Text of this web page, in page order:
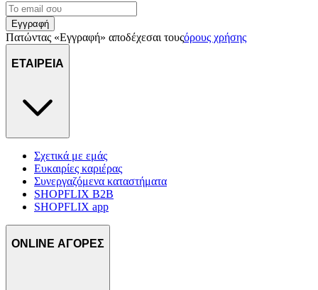
πληροφορίες σχετικά με την από μέρους σας χρήση της
τοποθεσίας μας στους συνεργάτες μέσων κοινωνικής
δικτύωσης, διαφημίσεων και ανάλυσης.
Εγγραφή
Πατώντας «Εγγραφή» αποδέχεσαι τουςόρους χρήσης
ΕΤΑΙΡΕΙΑ
Σχετικά με εμάς
Ευκαιρίες καριέρας
Συνεργαζόμενα καταστήματα
SHOPFLIX B2B
SHOPFLIX app
ONLINE ΑΓΟΡΕΣ